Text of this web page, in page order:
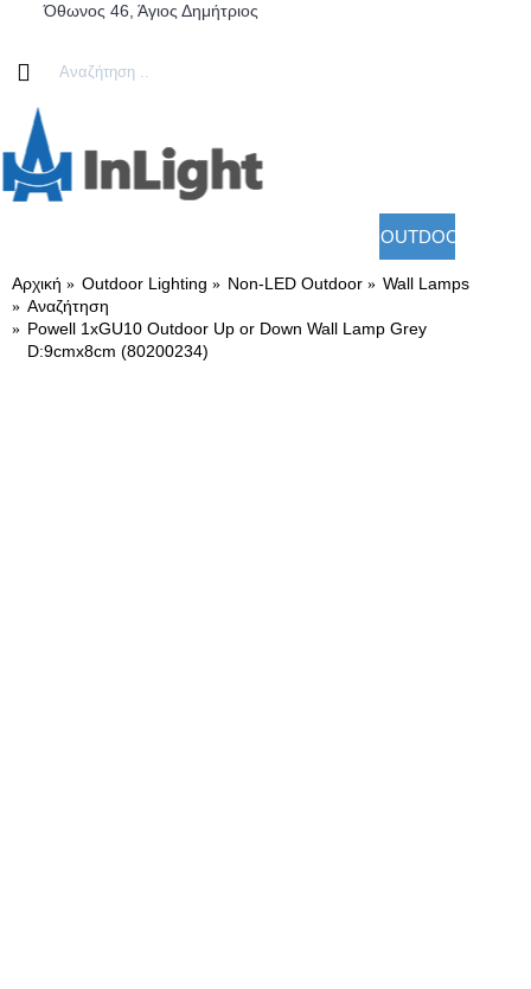
Όθωνος 46, Άγιος Δημήτριος
ΑΡΧΙΤΕΚΤΟΝΙΚΌΣ ΦΩΤΙΣΜΌΣ
ΚΑΤΆΛΟΓΟΙOUTDOOR
Αρχική Outdoor Lighting Non-LED Outdoor
Wall Lamps
Αναζήτηση
Powell 1xGU10 Outdoor Up or Down Wall Lamp Grey
D:9cmx8cm (80200234)